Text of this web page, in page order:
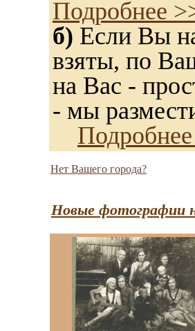
Подробнее
б) Если Вы
взяты, по
на Вас -
- мы
Нет Вашего города?
Новые фотографии